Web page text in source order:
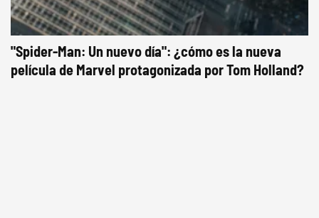
"Spider-Man: Un nuevo día": ¿cómo es la nueva
película de Marvel protagonizada por Tom Holland?